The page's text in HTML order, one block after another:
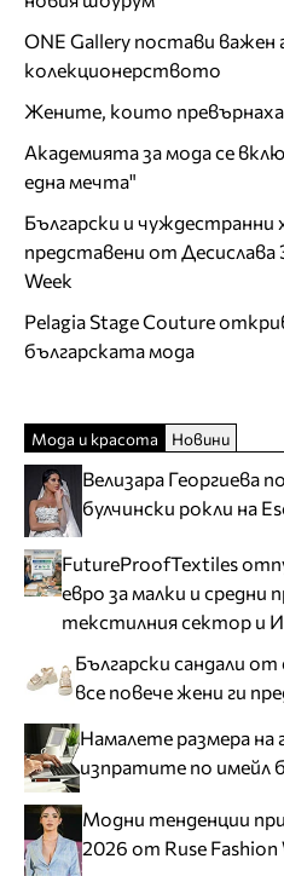
ONE Gallery постави важен
колекционерството
Жените, които
Академията за мода се
една мечта"
Български и чуждестранни
представени от
Week
Pelagia Stage Couture
българската мода
Мода и красота Новини
Велизара Георгиева
булчински рокли на
FutureProofTextiles
евро за малки и средни
текстилния сектор и
Български сандали
все повече жени ги
Намалете размера на
изпратите по имейл
Модни тенденции
2026 от Ruse Fashion